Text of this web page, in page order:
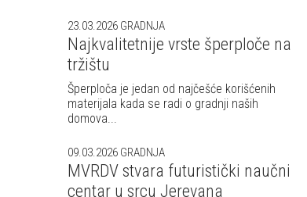
23.03.2026 GRADNJA
Najkvalitetnije vrste šperploče na
tržištu
Šperploča je jedan od najčešće korišćenih
materijala kada se radi o gradnji naših
domova...
09.03.2026 GRADNJA
MVRDV stvara futuristički naučni
centar u srcu Jerevana